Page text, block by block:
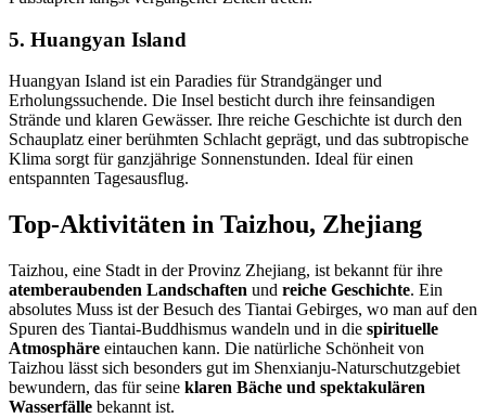
5. Huangyan Island
Huangyan Island ist ein Paradies für Strandgänger und
Erholungssuchende. Die Insel besticht durch ihre feinsandigen
Strände und klaren Gewässer. Ihre reiche Geschichte ist durch den
Schauplatz einer berühmten Schlacht geprägt, und das subtropische
Klima sorgt für ganzjährige Sonnenstunden. Ideal für einen
entspannten Tagesausflug.
Top-Aktivitäten in Taizhou, Zhejiang
Taizhou, eine Stadt in der Provinz Zhejiang, ist bekannt für ihre
atemberaubenden Landschaften und reiche Geschichte. Ein
absolutes Muss ist der Besuch des Tiantai Gebirges, wo man auf den
Spuren des Tiantai-Buddhismus wandeln und in die spirituelle
Atmosphäre eintauchen kann. Die natürliche Schönheit von
Taizhou lässt sich besonders gut im Shenxianju-Naturschutzgebiet
bewundern, das für seine klaren Bäche und spektakulären
Wasserfälle bekannt ist.